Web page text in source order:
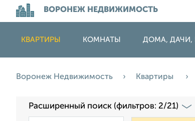
ВОРОНЕЖ НЕДВИЖИМОСТЬ
КВАРТИРЫ КОМНАТЫ ДОМА, ДАЧИ,
Воронеж Недвижимость Квартиры
Расширенный поиск (фильтров: 2/21)